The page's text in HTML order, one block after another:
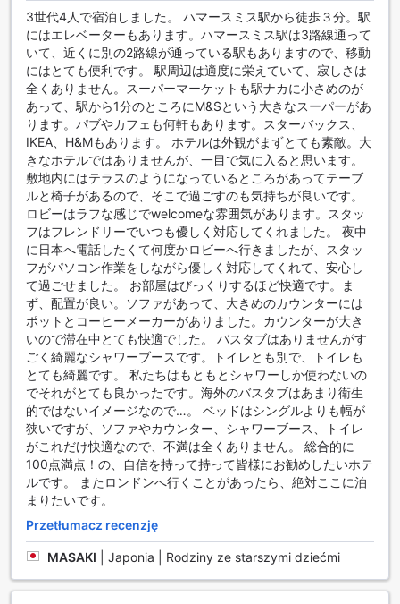
sercu Hammersmith, co czyni go doskonałym miejscem na
pobyt dla podróżnych przybywających do Londynu.
Najbliższymi lotniskami są Heathrow i Gatwick, oba
oferujące łatwy dostęp do hotelu. Z lotniska Heathrow,
które jest zaledwie 20 minut jazdy pociągiem, można
skorzystać z linii Piccadilly. Wystarczy wsiąść w pociąg na
stacji Heathrow Terminals 2 & 3 i jechać w kierunku
Cockfosters. Po 11 przystankach wysiądź na stacji
Hammersmith, a następnie przesiądź się na linię
Hammersmith & City lub Circle, aby dotrzeć na stację
Hammersmith, która znajduje się w odległości krótkiego
spaceru od hotelu.
Z lotniska Gatwick podróż do Heeton Concept Hotel -
Luma Hammersmith jest równie wygodna. Możesz
skorzystać z Gatwick Express, który zabierze Cię
bezpośrednio do stacji Victoria w Londynie. Z Victoria
przesiądź się na linię District i jedź w kierunku Upminster.
Po kilku przystankach wysiądź na stacji Hammersmith.
Cała podróż zajmie około 50 minut. W obu przypadkach,
po przybyciu na stację Hammersmith, możesz cieszyć się
krótkim spacerem do hotelu, który znajduje się w otoczeniu
licznych restauracji, sklepów i atrakcji turystycznych, co
czyni go idealnym miejscem na rozpoczęcie odkrywania
Londynu.
Atrakcje w pobliżu Heeton Concept Hotel - Luma
Hammersmith
Heeton Concept Hotel - Luma Hammersmith znajduje się w
sercu Hammersmith, otoczony wieloma fascynującymi
atrakcjami, które z pewnością umilą Twój pobyt. Zaledwie
kilka kroków dzieli Cię od Centrum Wystawienniczego
Olympia, gdzie odbywają się liczne wydarzenia i wystawy.
3世代4人で宿泊しました。 ハマースミス駅から徒歩３分。駅
にはエレベーターもあります。ハマースミス駅は3路線通って
いて、近くに別の2路線が通っている駅もありますので、移動
にはとても便利です。 駅周辺は適度に栄えていて、寂しさは
全くありません。スーパーマーケットも駅ナカに小さめのが
あって、駅から1分のところにM&Sという大きなスーパーがあ
ります。パブやカフェも何軒もあります。スターバックス、
IKEA、H&Mもあります。 ホテルは外観がまずとても素敵。大
きなホテルではありませんが、一目で気に入ると思います。
敷地内にはテラスのようになっているところがあってテーブ
ルと椅子があるので、そこで過ごすのも気持ちが良いです。
ロビーはラフな感じでwelcomeな雰囲気があります。スタッ
フはフレンドリーでいつも優しく対応してくれました。 夜中
に日本へ電話したくて何度かロビーへ行きましたが、スタッ
フがパソコン作業をしながら優しく対応してくれて、安心し
て過ごせました。 お部屋はびっくりするほど快適です。ま
ず、配置が良い。ソファがあって、大きめのカウンターには
ポットとコーヒーメーカーがありました。カウンターが大き
いので滞在中とても快適でした。 バスタブはありませんがす
ごく綺麗なシャワーブースです。トイレとも別で、トイレも
とても綺麗です。 私たちはもともとシャワーしか使わないの
でそれがとても良かったです。海外のバスタブはあまり衛生
的ではないイメージなので…。 ベッドはシングルよりも幅が
狭いですが、ソファやカウンター、シャワーブース、トイレ
がこれだけ快適なので、不満は全くありません。 総合的に
100点満点！の、自信を持って持って皆様にお勧めしたいホテ
ルです。 またロンドンへ行くことがあったら、絶対ここに泊
まりたいです。
Przetłumacz recenzję
MASAKI Japonia | Rodziny ze starszymi dziećmi